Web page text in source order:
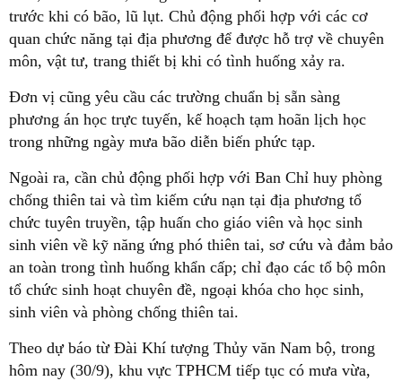
trước khi có bão, lũ lụt. Chủ động phối hợp với các cơ
quan chức năng tại địa phương để được hỗ trợ về chuyên
môn, vật tư, trang thiết bị khi có tình huống xảy ra.
Đơn vị cũng yêu cầu các trường chuẩn bị sẵn sàng
phương án học trực tuyến, kế hoạch tạm hoãn lịch học
trong những ngày mưa bão diễn biến phức tạp.
Ngoài ra, cần chủ động phối hợp với Ban Chỉ huy phòng
chống thiên tai và tìm kiếm cứu nạn tại địa phương tổ
chức tuyên truyền, tập huấn cho giáo viên và học sinh
sinh viên về kỹ năng ứng phó thiên tai, sơ cứu và đảm bảo
an toàn trong tình huống khẩn cấp; chỉ đạo các tổ bộ môn
tổ chức sinh hoạt chuyên đề, ngoại khóa cho học sinh,
sinh viên và phòng chống thiên tai.
Theo dự báo từ Đài Khí tượng Thủy văn Nam bộ, trong
hôm nay (30/9), khu vực TPHCM tiếp tục có mưa vừa,